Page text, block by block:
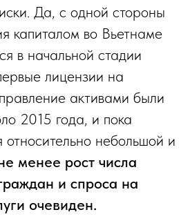
Да, с одной стороны
капиталом во Вьетнаме
в начальной стадии
лицензии на
активами были
2015 года, и пока
относительно небольшой и
менее рост числа
и спроса на
очевиден.